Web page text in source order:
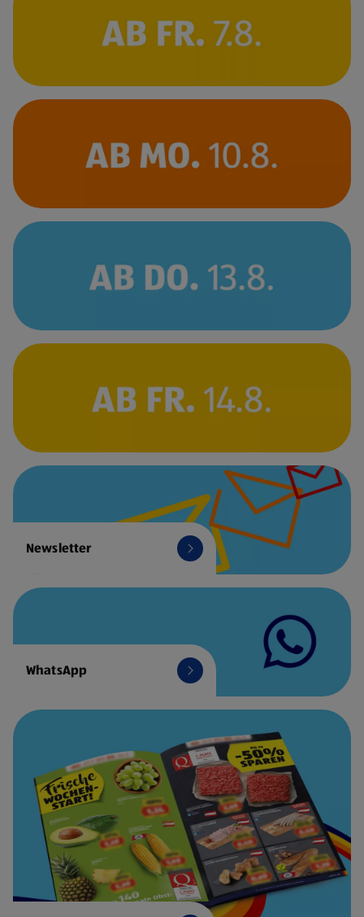
Newsletter
WhatsApp